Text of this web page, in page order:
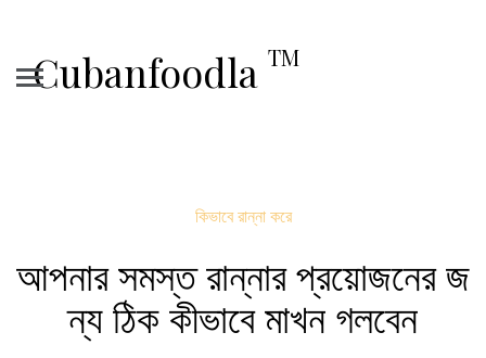
Cubanfoodla TM
কিভাবে রান্না করে
আপনার সমস্ত রান্নার প্রয়োজনের জ
ন্য ঠিক কীভাবে মাখন গলবেন